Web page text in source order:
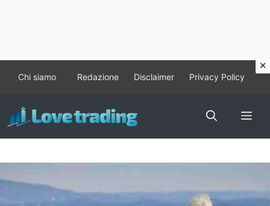
contenuto
Chi siamo Redazione Disclaimer Privacy Policy